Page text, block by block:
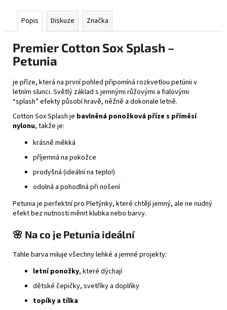
Popis Diskuze Značka
Premier Cotton Sox Splash –
Petunia
je příze, která na první pohled připomíná rozkvetlou petúnii v
letním slunci. Světlý základ s jemnými růžovými a fialovými
“splash” efekty působí hravě, něžně a dokonale letně.
Cotton Sox Splash je bavlněná ponožková příze s příměsí
nylonu, takže je:
krásně měkká
příjemná na pokožce
prodyšná (ideální na teplo!)
odolná a pohodlná při nošení
Petunia je perfektní pro Pletýnky, které chtějí jemný, ale ne nudný
efekt bez nutnosti měnit klubka nebo barvy.
🌸 Na co je Petunia ideální
Tahle barva miluje všechny lehké a jemné projekty:
letní ponožky, které dýchají
dětské čepičky, svetříky a doplňky
topíky a tílka